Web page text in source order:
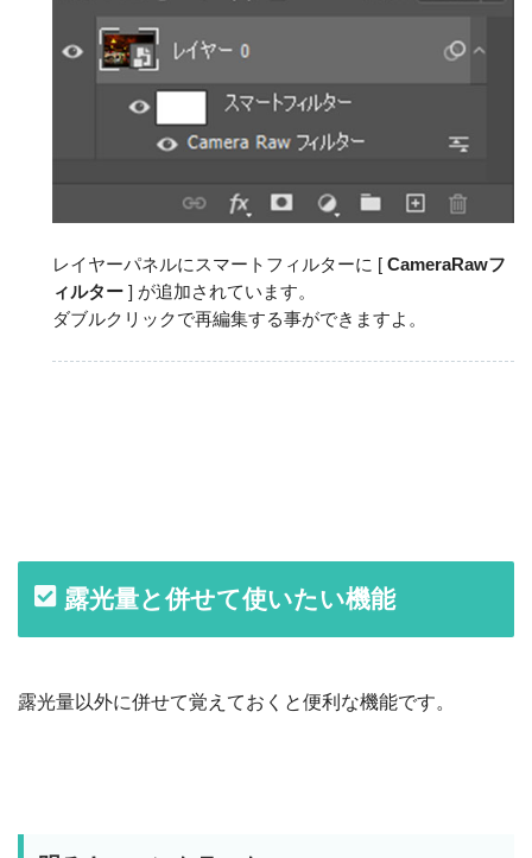
レイヤーパネルにスマートフィルターに [ CameraRawフ
ィルター] が追加されています。
ダブルクリックで再編集する事ができますよ。
露光量と併せて使いたい機能
露光量以外に併せて覚えておくと便利な機能です。